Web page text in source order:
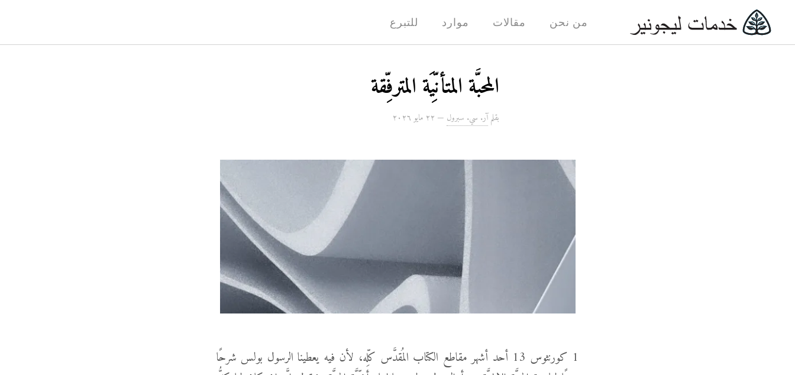
من نحن مقالات موارد للتبرع
المحبَّة المتأنِّيَة المترفِّقة
بقلم آر. سي. سبرول — ۲۲ مايو ۲۰۲٦
1 كورنثوس 13 أحد أشهر مقاطع الكتاب المُقدَّس كلِّه، لأن فيه يعطينا الرسول بولس شرحًا